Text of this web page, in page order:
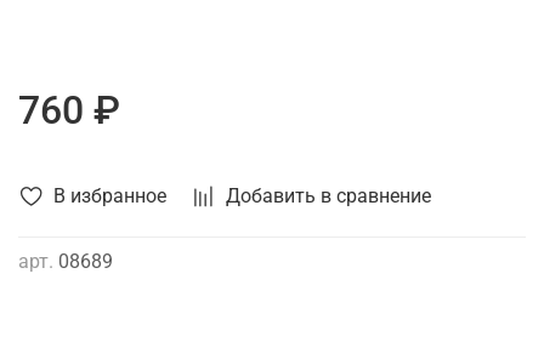
В избранное Добавить в сравнение
арт. 08689
760 ₽